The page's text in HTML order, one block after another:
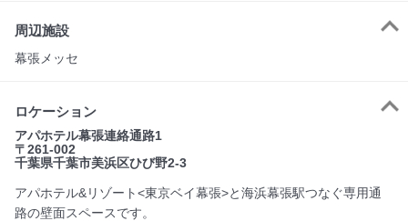
周辺施設
幕張メッセ
ロケーション
アパホテル幕張連絡通路1
〒261-002
千葉県千葉市美浜区ひび野2-3
アパホテル&リゾート<東京ベイ幕張>と海浜幕張駅つなぐ専用通
路の壁面スペースです。